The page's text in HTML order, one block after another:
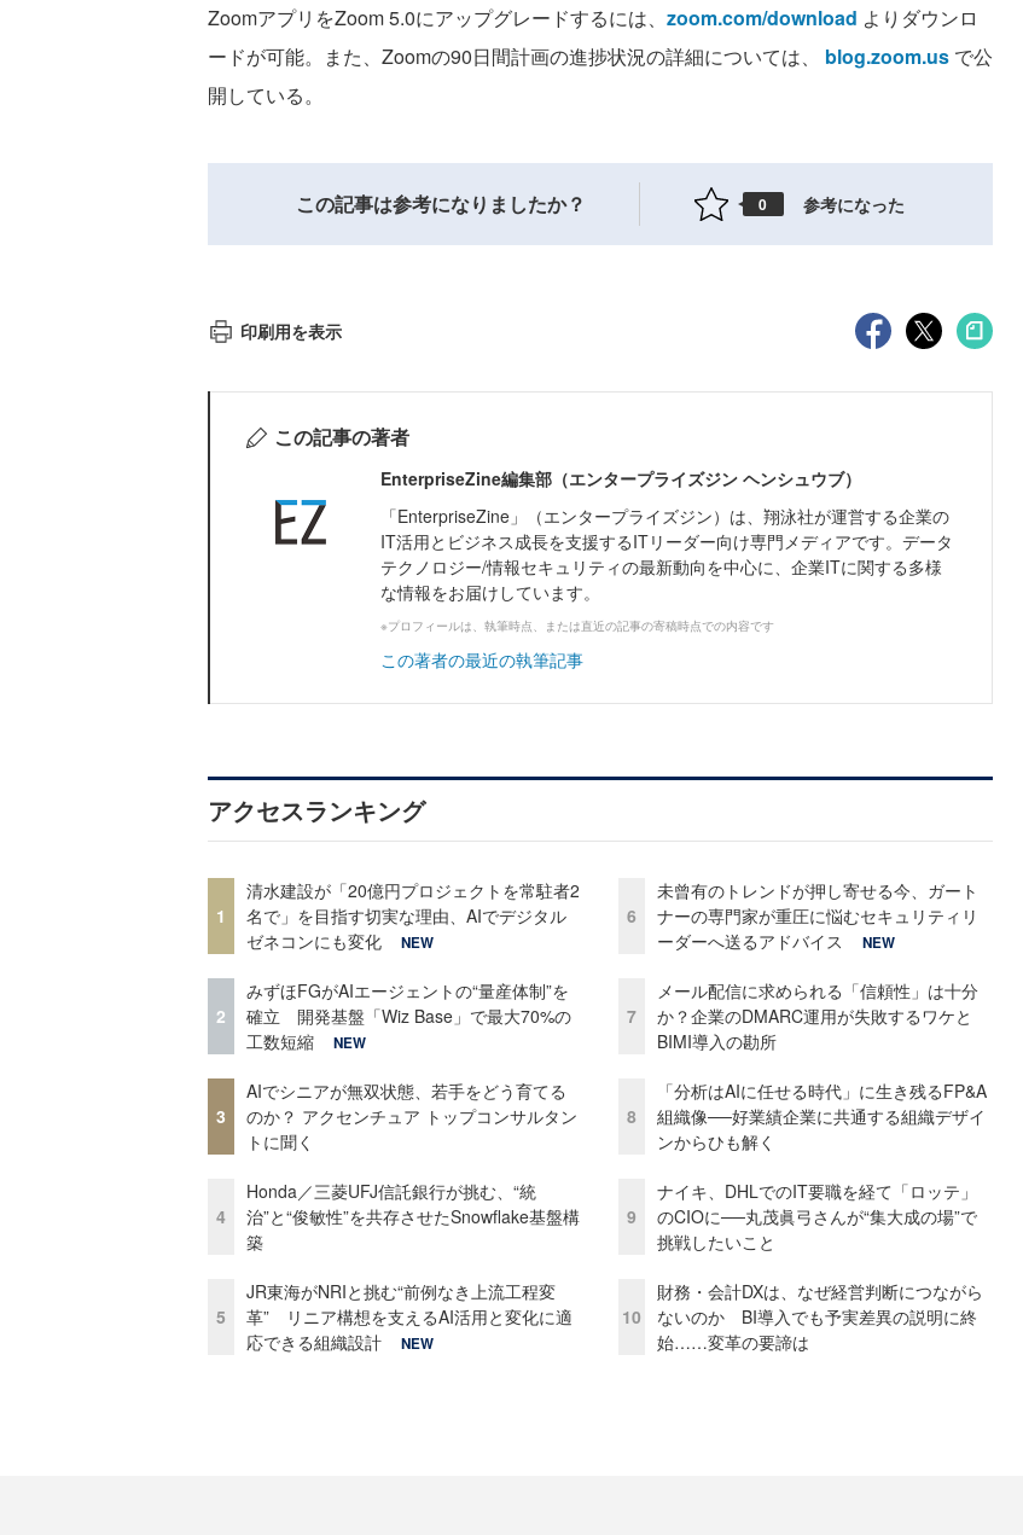
ZoomアプリをZoom 5.0にアップグレードするには、 zoom.com/download よりダウンロ
ードが可能。また、Zoomの90日間計画の進捗状況の詳細については、 blog.zoom.us で公
開している。
この記事は参考になりましたか？ 0 参考になった
印刷用を表示
この記事の著者
EnterpriseZine編集部（エンタープライズジン ヘンシュウブ）
「EnterpriseZine」（エンタープライズジン）は、翔泳社が運営する企業の
IT活用とビジネス成長を支援するITリーダー向け専門メディアです。データ
テクノロジー/情報セキュリティの最新動向を中心に、企業ITに関する多様
な情報をお届けしています。
※プロフィールは、執筆時点、または直近の記事の寄稿時点での内容です
この著者の最近の執筆記事
アクセスランキング
1
清水建設が「20億円プロジェクトを常駐者2
名で」を目指す切実な理由、AIでデジタル
ゼネコンにも変化
NEW
2
みずほFGがAIエージェントの“量産体制”を
確立 開発基盤「Wiz Base」で最大70%の
工数短縮
NEW
3
AIでシニアが無双状態、若手をどう育てる
のか？ アクセンチュア トップコンサルタン
トに聞く
4
Honda／三菱UFJ信託銀行が挑む、“統
治”と“俊敏性”を共存させたSnowflake基盤構
築
5
JR東海がNRIと挑む“前例なき上流工程変
革” リニア構想を支えるAI活用と変化に適
応できる組織設計
NEW
6
未曾有のトレンドが押し寄せる今、ガート
ナーの専門家が重圧に悩むセキュリティリ
ーダーへ送るアドバイス
NEW
7
メール配信に求められる「信頼性」は十分
か？企業のDMARC運用が失敗するワケと
BIMI導入の勘所
8
「分析はAIに任せる時代」に生き残るFP&A
組織像──好業績企業に共通する組織デザイ
ンからひも解く
9
ナイキ、DHLでのIT要職を経て「ロッテ」
のCIOに──丸茂眞弓さんが“集大成の場”で
挑戦したいこと
10
財務・会計DXは、なぜ経営判断につながら
ないのか BI導入でも予実差異の説明に終
始……変革の要諦は